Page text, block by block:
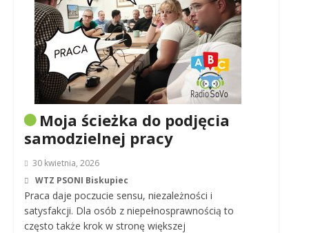
Moja ścieżka do podjęcia
samodzielnej pracy
30 kwietnia, 2026
WTZ PSONI Biskupiec
Praca daje poczucie sensu, niezależności i
satysfakcji. Dla osób z niepełnosprawnością to
często także krok w stronę większej